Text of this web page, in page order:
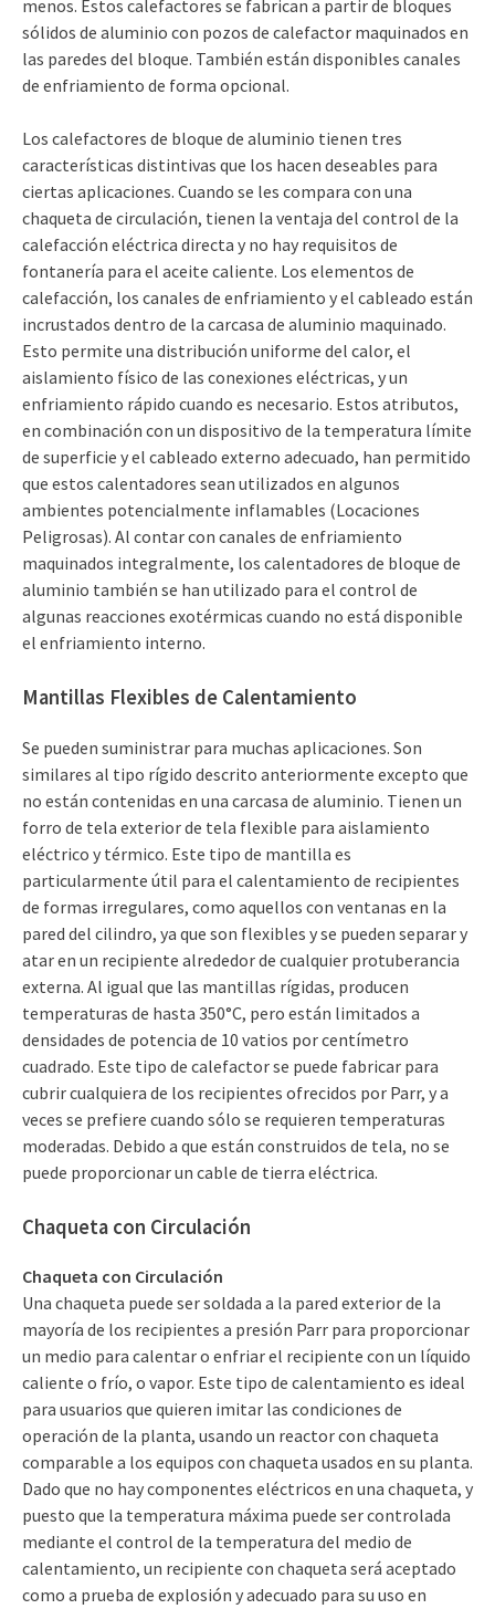
menos. Estos calefactores se fabrican a partir de bloques
sólidos de aluminio con pozos de calefactor maquinados en
las paredes del bloque. También están disponibles canales
de enfriamiento de forma opcional.
Los calefactores de bloque de aluminio tienen tres
características distintivas que los hacen deseables para
ciertas aplicaciones. Cuando se les compara con una
chaqueta de circulación, tienen la ventaja del control de la
calefacción eléctrica directa y no hay requisitos de
fontanería para el aceite caliente. Los elementos de
calefacción, los canales de enfriamiento y el cableado están
incrustados dentro de la carcasa de aluminio maquinado.
Esto permite una distribución uniforme del calor, el
aislamiento físico de las conexiones eléctricas, y un
enfriamiento rápido cuando es necesario. Estos atributos,
en combinación con un dispositivo de la temperatura límite
de superficie y el cableado externo adecuado, han permitido
que estos calentadores sean utilizados en algunos
ambientes potencialmente inflamables (Locaciones
Peligrosas). Al contar con canales de enfriamiento
maquinados integralmente, los calentadores de bloque de
aluminio también se han utilizado para el control de
algunas reacciones exotérmicas cuando no está disponible
el enfriamiento interno.
Mantillas Flexibles de Calentamiento
Se pueden suministrar para muchas aplicaciones. Son
similares al tipo rígido descrito anteriormente excepto que
no están contenidas en una carcasa de aluminio. Tienen un
forro de tela exterior de tela flexible para aislamiento
eléctrico y térmico. Este tipo de mantilla es
particularmente útil para el calentamiento de recipientes
de formas irregulares, como aquellos con ventanas en la
pared del cilindro, ya que son flexibles y se pueden separar y
atar en un recipiente alrededor de cualquier protuberancia
externa. Al igual que las mantillas rígidas, producen
temperaturas de hasta 350°C, pero están limitados a
densidades de potencia de 10 vatios por centímetro
cuadrado. Este tipo de calefactor se puede fabricar para
cubrir cualquiera de los recipientes ofrecidos por Parr, y a
veces se prefiere cuando sólo se requieren temperaturas
moderadas. Debido a que están construidos de tela, no se
puede proporcionar un cable de tierra eléctrica.
Chaqueta con Circulación
Chaqueta con Circulación
Una chaqueta puede ser soldada a la pared exterior de la
mayoría de los recipientes a presión Parr para proporcionar
un medio para calentar o enfriar el recipiente con un líquido
caliente o frío, o vapor. Este tipo de calentamiento es ideal
para usuarios que quieren imitar las condiciones de
operación de la planta, usando un reactor con chaqueta
comparable a los equipos con chaqueta usados en su planta.
Dado que no hay componentes eléctricos en una chaqueta, y
puesto que la temperatura máxima puede ser controlada
mediante el control de la temperatura del medio de
calentamiento, un recipiente con chaqueta será aceptado
como a prueba de explosión y adecuado para su uso en